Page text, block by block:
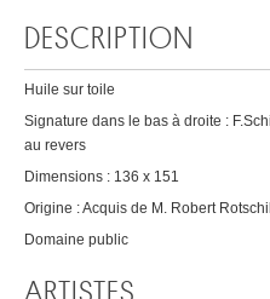
DESCRIPTION
Huile sur toile
Signature dans le bas à droite :
au revers
Dimensions : 136 x 151
Origine : Acquis de M. Robert
Domaine public
ARTISTES